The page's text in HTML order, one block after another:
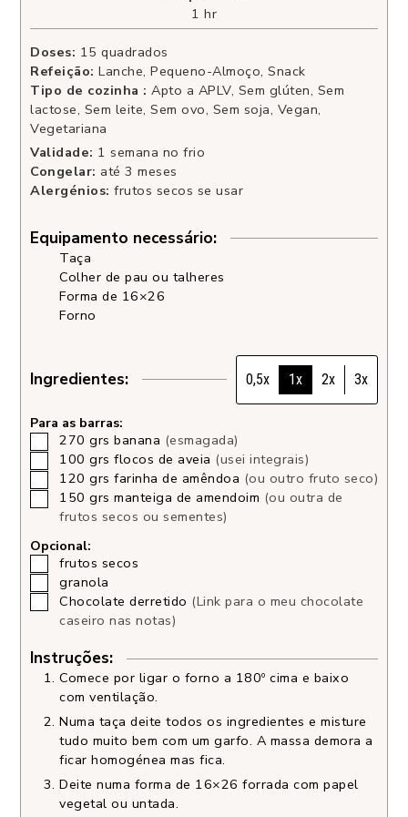
1 hr
Doses: 15 quadrados
Refeição: Lanche, Pequeno-Almoço, Snack
Tipo de cozinha : Apto a APLV, Sem glúten, Sem
lactose, Sem leite, Sem ovo, Sem soja, Vegan,
Vegetariana
Validade: 1 semana no frio
Congelar: até 3 meses
Alergénios: frutos secos se usar
Equipamento necessário:
Taça
Colher de pau ou talheres
Forma de 16×26
Forno
Ingredientes: 0,5x 1x 2x 3x
Para as barras:
270 grs banana (esmagada)
100 grs flocos de aveia (usei integrais)
120 grs farinha de amêndoa (ou outro fruto seco)
150 grs manteiga de amendoim (ou outra de
frutos secos ou sementes)
Opcional:
frutos secos
granola
Chocolate derretido (Link para o meu chocolate
caseiro nas notas)
Instruções:
Comece por ligar o forno a 180º cima e baixo
com ventilação.
Numa taça deite todos os ingredientes e misture
tudo muito bem com um garfo. A massa demora a
ficar homogénea mas fica.
Deite numa forma de 16×26 forrada com papel
vegetal ou untada.